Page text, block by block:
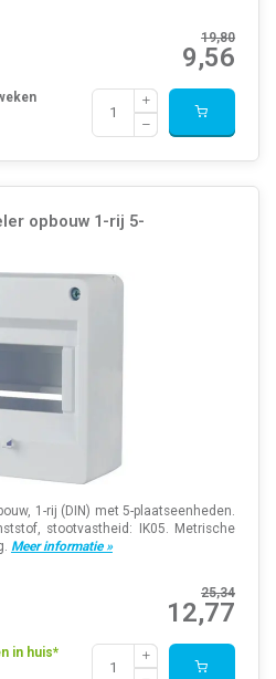
19,80
9,56
opbouw 1-rij 5-
1-rij (DIN) met 5-plaatseenheden.
stootvastheid: IK05. Metrische
Meer informatie »
25,34
12,77
in huis*